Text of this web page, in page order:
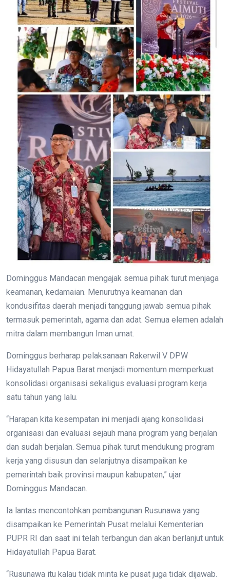
Dominggus Mandacan mengajak semua pihak turut menjaga
keamanan, kedamaian. Menurutnya keamanan dan
kondusifitas daerah menjadi tanggung jawab semua pihak
termasuk pemerintah, agama dan adat. Semua elemen adalah
mitra dalam membangun Iman umat.
Dominggus berharap pelaksanaan Rakerwil V DPW
Hidayatullah Papua Barat menjadi momentum memperkuat
konsolidasi organisasi sekaligus evaluasi program kerja
satu tahun yang lalu.
“Harapan kita kesempatan ini menjadi ajang konsolidasi
organisasi dan evaluasi sejauh mana program yang berjalan
dan sudah berjalan. Semua pihak turut mendukung program
kerja yang disusun dan selanjutnya disampaikan ke
pemerintah baik provinsi maupun kabupaten,” ujar
Dominggus Mandacan.
Ia lantas mencontohkan pembangunan Rusunawa yang
disampaikan ke Pemerintah Pusat melalui Kementerian
PUPR RI dan saat ini telah terbangun dan akan berlanjut untuk
Hidayatullah Papua Barat.
“Rusunawa itu kalau tidak minta ke pusat juga tidak dijawab.